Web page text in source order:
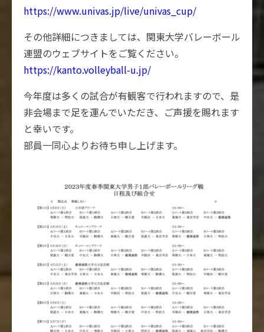
https://www.univas.jp/live/univas_cup/
その他詳細につきましては、関東大学バレーボール
連盟のウェブサイトをご覧ください。
https://kanto.volleyball-u.jp/
今年度は多くの試合が有観客で行われますので、是
非会場まで足を運んでいただき、ご声援を賜れます
と幸いです。
部員一同心よりお待ち申し上げます。